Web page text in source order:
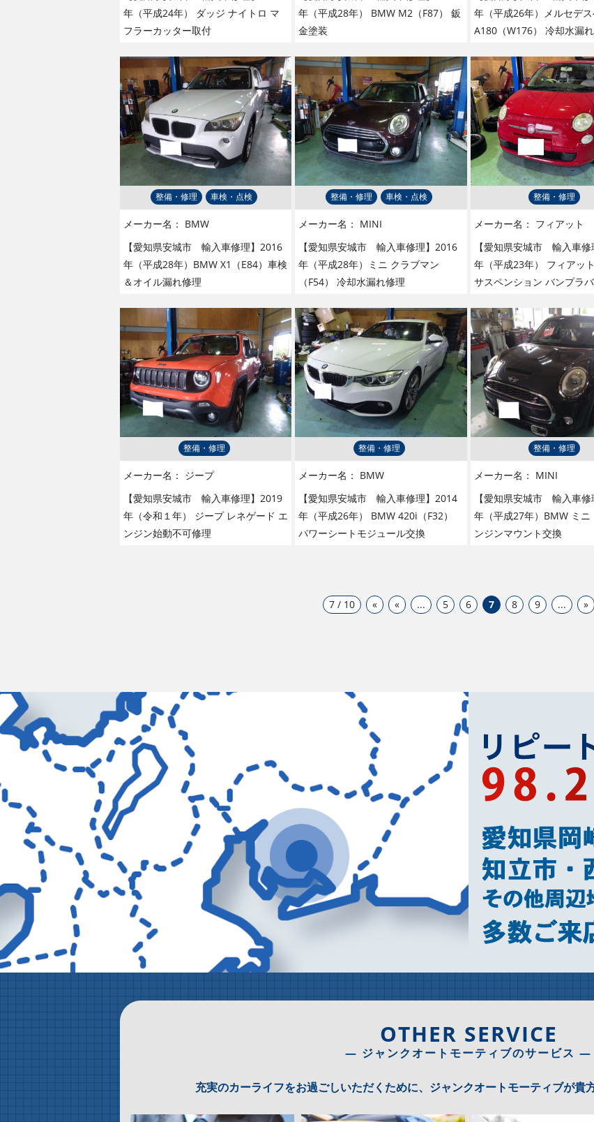
年（平成24年） ダッジ ナイトロ マ
フラーカッター取付
年（平成28年） BMW M2（F87） 鈑
金塗装
年（平成26年）メルセデ
A180（W176） 冷却水漏
整備・修理 車検・点検
メーカー名： BMW
【愛知県安城市 輸入車修理】2016
年（平成28年）BMW X1（E84）車検
＆オイル漏れ修理
整備・修理 車検・点検
メーカー名： MINI
【愛知県安城市 輸入車修理】2016
年（平成28年）ミニ クラブマン
（F54） 冷却水漏れ修理
整備・修理
メーカー名： フィアット
【愛知県安城市 輸入車修
年（平成23年） フィアッ
サスペンション バンプラ
整備・修理
メーカー名： ジープ
【愛知県安城市 輸入車修理】2019
年（令和１年） ジープ レネゲード エ
ンジン始動不可修理
整備・修理
メーカー名： BMW
【愛知県安城市 輸入車修理】2014
年（平成26年） BMW 420i（F32）
パワーシートモジュール交換
整備・修理
メーカー名： MINI
【愛知県安城市 輸入車修
年（平成27年）BMW ミニ
ンジンマウント交換
7 / 10 « « ... 5 6 7 8 9 ... »
OTHER SERVICE
― ジャンクオートモーティブのサービス ―
充実のカーライフをお過ごしいただくために、ジャンクオートモーティブが貴